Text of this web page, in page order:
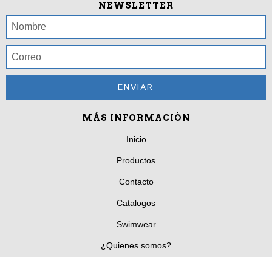
NEWSLETTER
MÁS INFORMACIÓN
Inicio
Productos
Contacto
Catalogos
Swimwear
¿Quienes somos?